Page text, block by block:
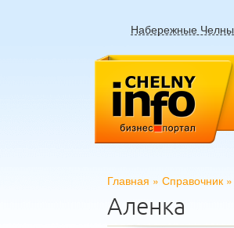
Набережные Челны
Главная » Справочник »
Аленка